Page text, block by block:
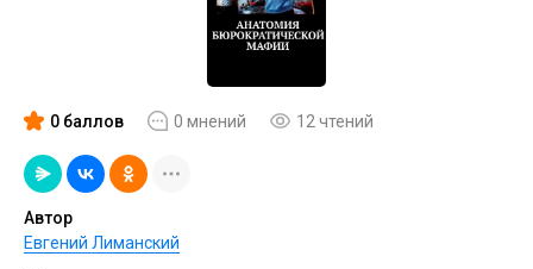
0 баллов 0 мнений 12 чтений
Автор
Евгений Лиманский